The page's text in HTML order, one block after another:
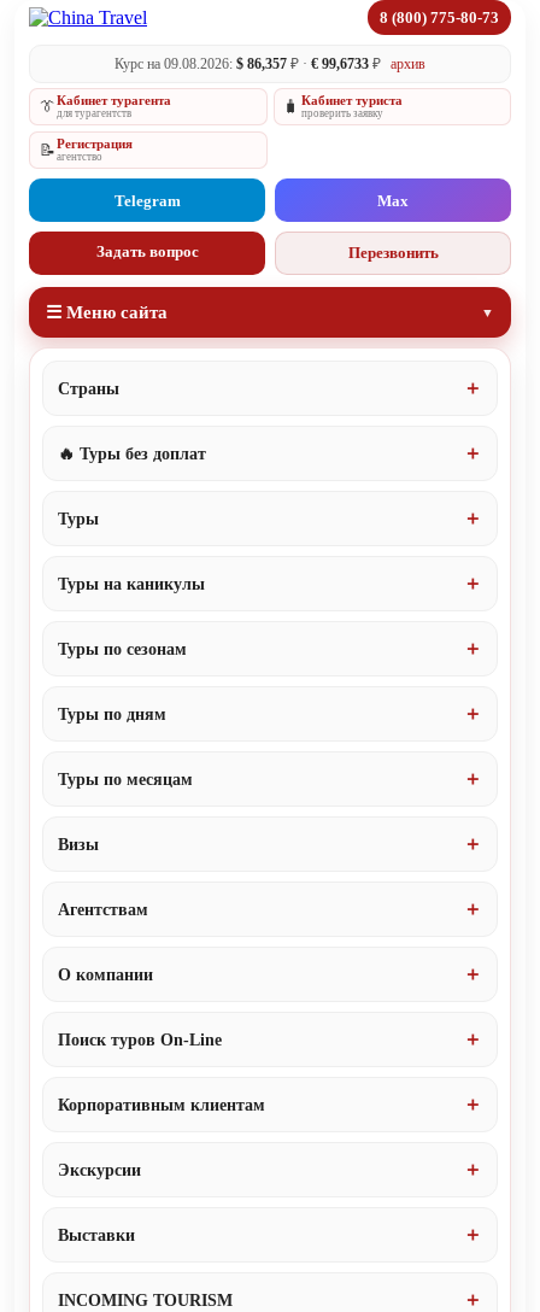
8 (800) 775-80-73
Курс на 09.08.2026: $ 86,357 ₽ · € 99,6733 ₽ архив
👔Кабинет турагента
для турагентств 🧳 Кабинет туриста
проверить заявку
📝Регистрация
агентство
Telegram Max
Задать вопрос Перезвонить
☰ Меню сайта
Страны
🔥 Туры без доплат
Туры
Туры на каникулы
Туры по сезонам
Туры по дням
Туры по месяцам
Визы
Агентствам
О компании
Поиск туров On-Line
Корпоративным клиентам
Экскурсии
Выставки
INCOMING TOURISM